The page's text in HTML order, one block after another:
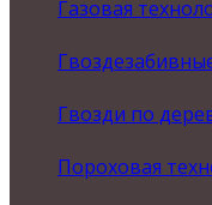
Газовая
Гвозди по
Пороховая